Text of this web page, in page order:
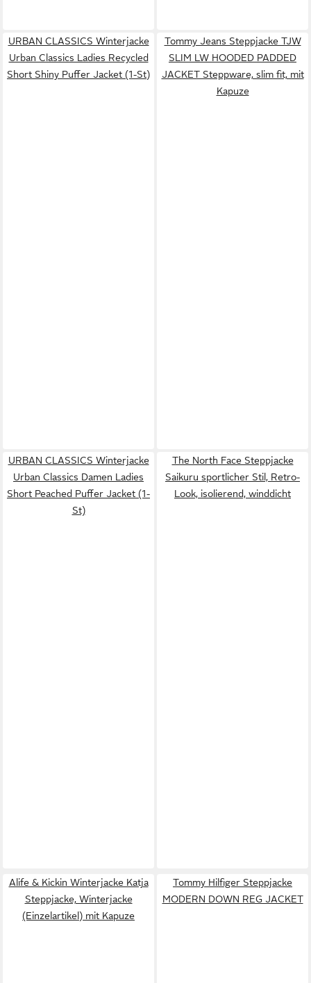
URBAN CLASSICS Winterjacke
Urban Classics Ladies Recycled
Short Shiny Puffer Jacket (1-St)
Tommy Jeans Steppjacke TJW
SLIM LW HOODED PADDED
JACKET Steppware, slim fit, mit
Kapuze
URBAN CLASSICS Winterjacke
Urban Classics Damen Ladies
Short Peached Puffer Jacket (1-
St)
The North Face Steppjacke
Saikuru sportlicher Stil, Retro-
Look, isolierend, winddicht
Alife & Kickin Winterjacke Katja
Steppjacke, Winterjacke
(Einzelartikel) mit Kapuze
Tommy Hilfiger Steppjacke
MODERN DOWN REG JACKET